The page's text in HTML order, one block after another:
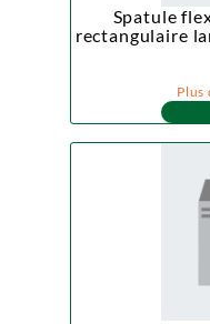
Spatule
rectangulaire
Plus